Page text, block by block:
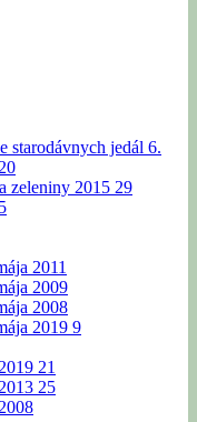
starodávnych jedál 6.
20
zeleniny 2015 29
2011
2009
2008
2019 9
21
25